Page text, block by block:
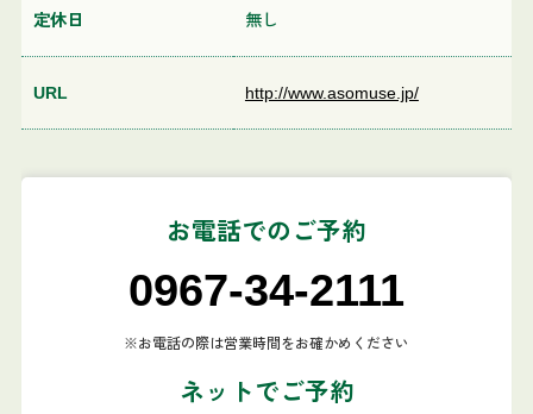
定休日 無し
URL http://www.asomuse.jp/
お電話でのご予約
0967-34-2111
お電話の際は営業時間をお確かめください
ネットでご予約